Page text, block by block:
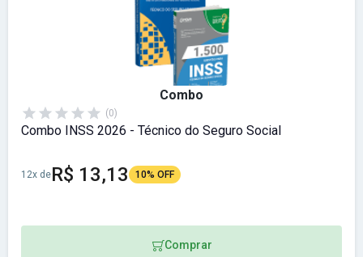
Combo
(0)
Combo INSS 2026 - Técnico do Seguro Social
12x deR$ 13,13 10% OFF
Comprar